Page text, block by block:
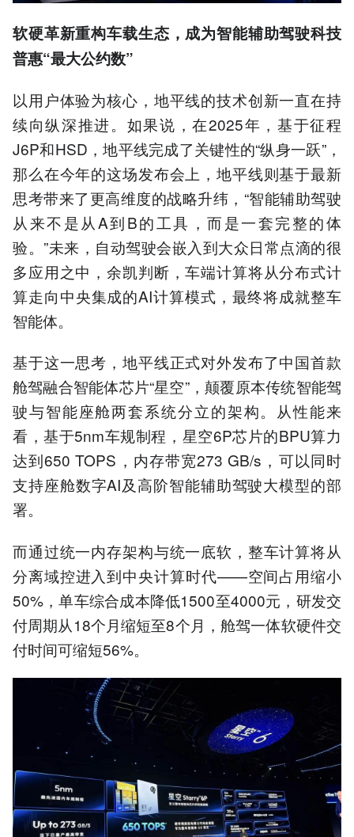
软硬革新重构车载生态，成为智能辅助驾驶科技
普惠“最大公约数”
以用户体验为核心，地平线的技术创新一直在持
续向纵深推进。如果说，在2025年，基于征程
J6P和HSD，地平线完成了关键性的“纵身一跃”，
那么在今年的这场发布会上，地平线则基于最新
思考带来了更高维度的战略升纬，“智能辅助驾驶
从来不是从A到B的工具，而是一套完整的体
验。”未来，自动驾驶会嵌入到大众日常点滴的很
多应用之中，余凯判断，车端计算将从分布式计
算走向中央集成的AI计算模式，最终将成就整车
智能体。
基于这一思考，地平线正式对外发布了中国首款
舱驾融合智能体芯片“星空”，颠覆原本传统智能驾
驶与智能座舱两套系统分立的架构。从性能来
看，基于5nm车规制程，星空6P芯片的BPU算力
达到650 TOPS，内存带宽273 GB/s，可以同时
支持座舱数字AI及高阶智能辅助驾驶大模型的部
署。
而通过统一内存架构与统一底软，整车计算将从
分离域控进入到中央计算时代——空间占用缩小
50%，单车综合成本降低1500至4000元，研发交
付周期从18个月缩短至8个月，舱驾一体软硬件交
付时间可缩短56%。